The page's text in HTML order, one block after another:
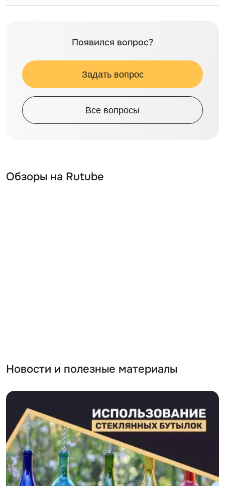
Появился вопрос?
Задать вопрос
Все вопросы
Обзоры на Rutube
Новости и полезные материалы